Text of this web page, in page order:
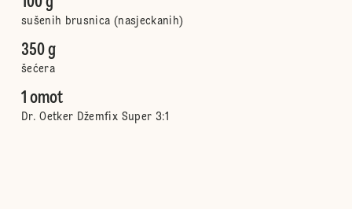
sušenih brusnica (nasjeckanih)
350 g
šećera
1 omot
Dr. Oetker Džemfix Super 3:1